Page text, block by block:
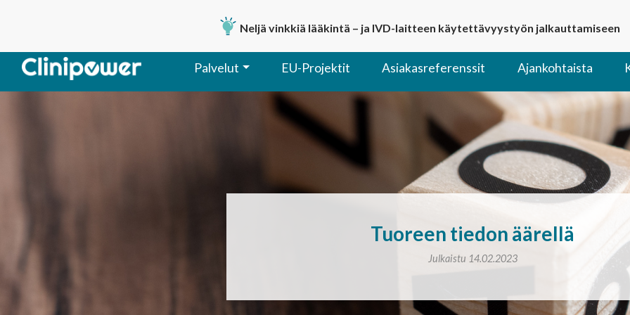
Päävalikko Palvelut EU-Projektit Asiakasreferenssit Ajankohtaista
Tuoreen tiedon äärellä
Julkaistu 14.02.2023
Neljä vinkkiä lääkintä – ja IVD-laitteen käytettävyystyön jalkauttamiseen